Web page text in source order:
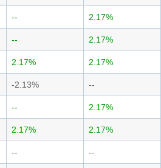
-- 2.17%
-- 2.17%
2.17% 2.17%
-2.13% --
-- 2.17%
2.17% 2.17%
-- --